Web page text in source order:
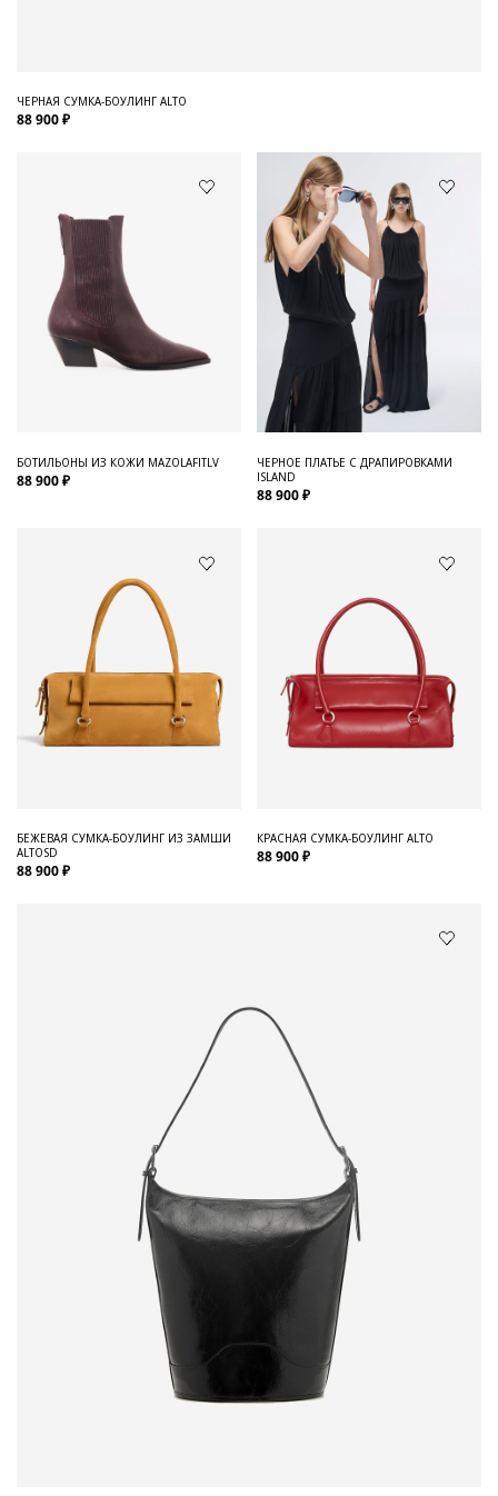
ЧЕРНАЯ СУМКА-БОУЛИНГ ALTO
88 900 ₽
БОТИЛЬОНЫ ИЗ КОЖИ MAZOLAFITLV
88 900 ₽
ЧЕРНОЕ ПЛАТЬЕ С ДРАПИРОВКАМИ
ISLAND
88 900 ₽
БЕЖЕВАЯ СУМКА-БОУЛИНГ ИЗ ЗАМШИ
ALTOSD
88 900 ₽
КРАСНАЯ СУМКА-БОУЛИНГ ALTO
88 900 ₽